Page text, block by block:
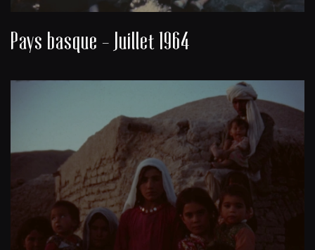
Pays basque - Juillet 1964